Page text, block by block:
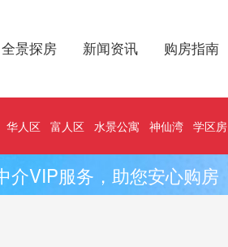
全景探房 新闻资讯 购房指南
华人区 富人区 水景公寓 神仙湾 学区房
介VIP服务，助您安心购房